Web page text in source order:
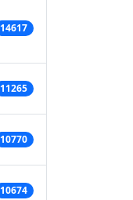
14617
11265
10770
10674